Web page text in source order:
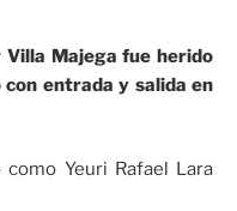
Majega fue herido
entrada y salida en
Yeuri Rafael Lara